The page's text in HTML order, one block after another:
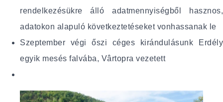
rendelkezésükre álló adatmennyiségből hasznos,
adatokon alapuló következtetéseket vonhassanak le
Szeptember végi őszi céges kirándulásunk Erdély
egyik mesés falvába, Vârtopra vezetett